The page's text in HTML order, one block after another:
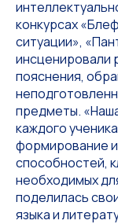
конкурсах
ситуации»,
инсценировали
пояснения,
предметы.
каждого
формирование
способностей,
необходимых
поделилась
языка и